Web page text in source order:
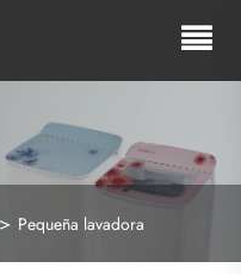
Pequeña lavadora